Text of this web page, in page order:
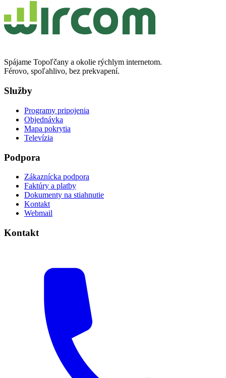
Spájame Topoľčany a okolie rýchlym internetom.
Férovo, spoľahlivo, bez prekvapení.
Služby
Programy pripojenia
Objednávka
Mapa pokrytia
Televízia
Podpora
Zákaznícka podpora
Faktúry a platby
Dokumenty na stiahnutie
Kontakt
Webmail
Kontakt